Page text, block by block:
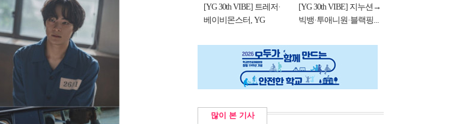
[YG 30th VIBE] 트레저·
베이비몬스터, YG
[YG 30th VIBE] 지누션→
빅뱅·투애니원·블랙핑...
많이 본 기사